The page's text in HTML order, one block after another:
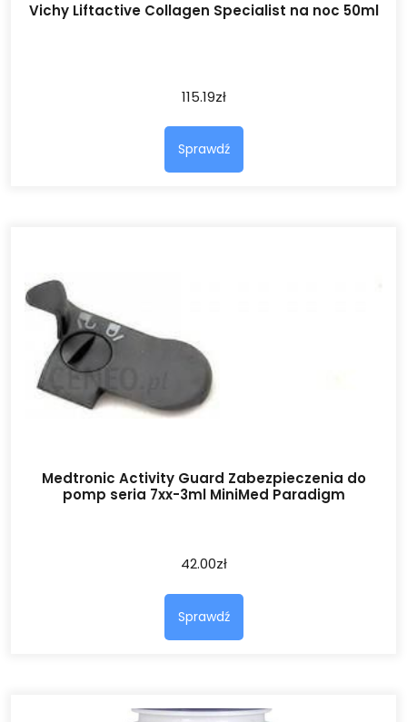
Vichy Liftactive Collagen Specialist na noc 50ml
115.19zł
Sprawdź
Medtronic Activity Guard Zabezpieczenia do
pomp seria 7xx-3ml MiniMed Paradigm
42.00zł
Sprawdź